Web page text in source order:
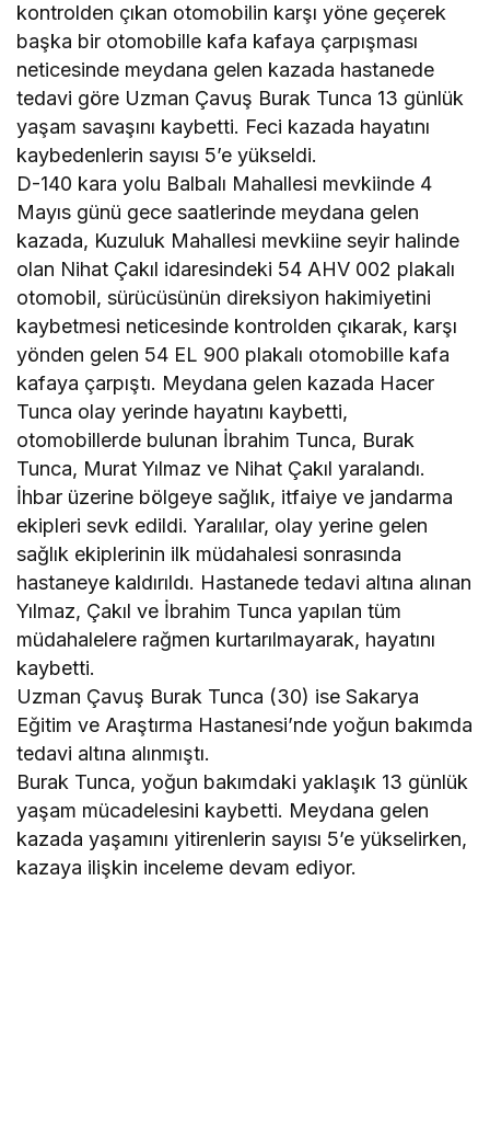
kontrolden çıkan otomobilin karşı yöne geçerek
başka bir otomobille kafa kafaya çarpışması
neticesinde meydana gelen kazada hastanede
tedavi göre Uzman Çavuş Burak Tunca 13 günlük
yaşam savaşını kaybetti. Feci kazada hayatını
kaybedenlerin sayısı 5’e yükseldi.
D-140 kara yolu Balbalı Mahallesi mevkiinde 4
Mayıs günü gece saatlerinde meydana gelen
kazada, Kuzuluk Mahallesi mevkiine seyir halinde
olan Nihat Çakıl idaresindeki 54 AHV 002 plakalı
otomobil, sürücüsünün direksiyon hakimiyetini
kaybetmesi neticesinde kontrolden çıkarak, karşı
yönden gelen 54 EL 900 plakalı otomobille kafa
kafaya çarpıştı. Meydana gelen kazada Hacer
Tunca olay yerinde hayatını kaybetti,
otomobillerde bulunan İbrahim Tunca, Burak
Tunca, Murat Yılmaz ve Nihat Çakıl yaralandı.
İhbar üzerine bölgeye sağlık, itfaiye ve jandarma
ekipleri sevk edildi. Yaralılar, olay yerine gelen
sağlık ekiplerinin ilk müdahalesi sonrasında
hastaneye kaldırıldı. Hastanede tedavi altına alınan
Yılmaz, Çakıl ve İbrahim Tunca yapılan tüm
müdahalelere rağmen kurtarılmayarak, hayatını
kaybetti.
Uzman Çavuş Burak Tunca (30) ise Sakarya
Eğitim ve Araştırma Hastanesi’nde yoğun bakımda
tedavi altına alınmıştı.
Burak Tunca, yoğun bakımdaki yaklaşık 13 günlük
yaşam mücadelesini kaybetti. Meydana gelen
kazada yaşamını yitirenlerin sayısı 5’e yükselirken,
kazaya ilişkin inceleme devam ediyor.